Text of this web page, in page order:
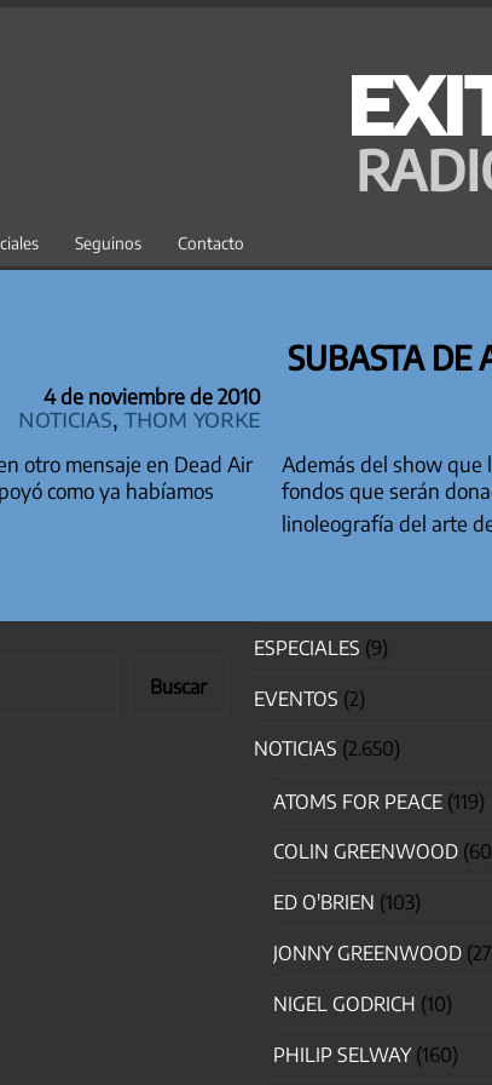
Seguinos Contacto
4 de noviembre de 2010
Noticias, Thom Yorke
otro mensaje en Dead Air
como ya habíamos
SUBASTA DE
Además del show que
fondos que serán
linoleografía del arte
Buscar
ESPECIALES (9)
EVENTOS (2)
NOTICIAS (2.650)
ATOMS FOR PEACE (119)
COLIN GREENWOOD
ED O'BRIEN (103)
JONNY GREENWOOD
NIGEL GODRICH (10)
PHILIP SELWAY(160)